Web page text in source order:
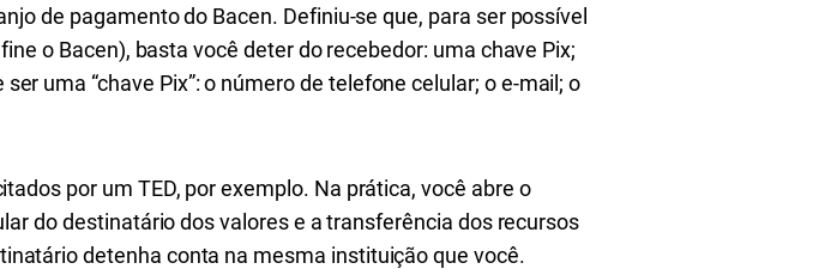
de pagamento do Bacen. Definiu-se que, para ser possível
o Bacen), basta você deter do recebedor: uma chave Pix;
uma “chave Pix”: o número de telefone celular; o e-mail; o
por um TED, por exemplo. Na prática, você abre o
do destinatário dos valores e a transferência dos recursos
detenha conta na mesma instituição que você.